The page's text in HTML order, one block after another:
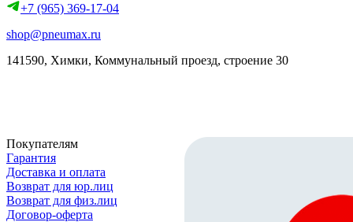
+7 (965) 369-17-04
shop@pneumax.ru
141590, Химки, Коммунальный проезд, строение 30
Покупателям
Гарантия
Доставка и оплата
Возврат для юр.лиц
Возврат для физ.лиц
Договор-оферта